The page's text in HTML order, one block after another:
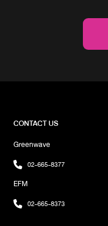
หลักในซิงเกิลที่ 12 และ
นานะ โอคาดะ มาโปรดิว
เต้น เพื่อให้วงรุ่นน้อง
หลากหลายมุมมอง เช่น ค
ความเหมาะสมในคาแรคเ
และทีมงานก็รู้สึกเหมือนไ
ลับไปประเทศญี่ปุ่นเนื่องจ
ความฝันและล้มเลิกความ
ออกไปตามแลนด์มาร์กใน
CONTACT US
Greenwave
02-665-8377
EFM
02-665-8373